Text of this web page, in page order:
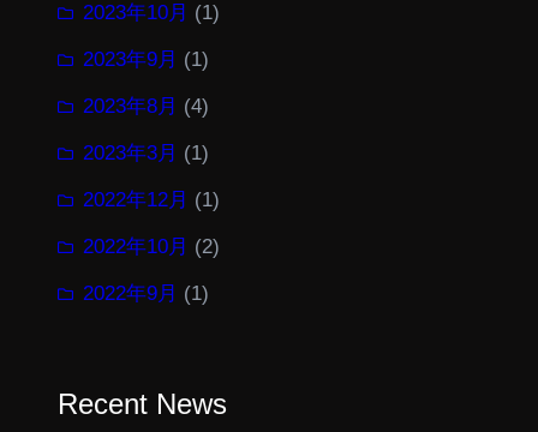
2023年10月 (1)
2023年9月 (1)
2023年8月 (4)
2023年3月 (1)
2022年12月 (1)
2022年10月 (2)
2022年9月 (1)
Recent News